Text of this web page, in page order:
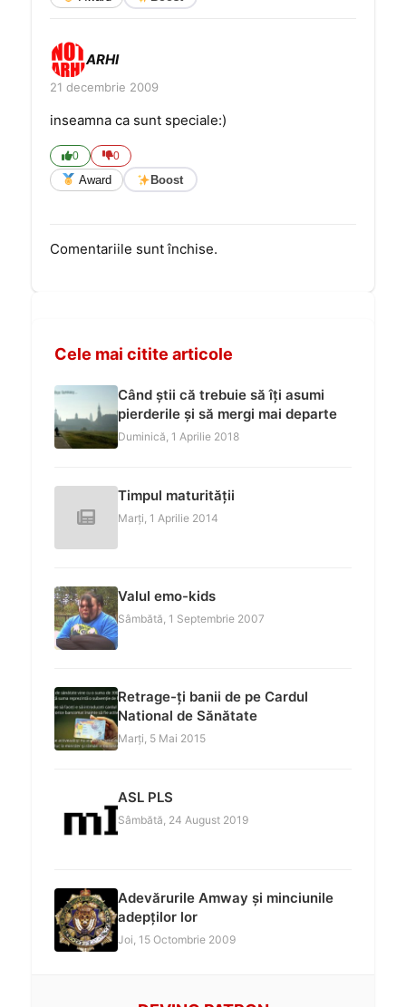
ARHI
21 decembrie 2009
inseamna ca sunt speciale:)
0 0
Award Boost
Comentariile sunt închise.
Cele mai citite articole
Când știi că trebuie să îți asumi
pierderile și să mergi mai departe
Duminică, 1 Aprilie 2018
Timpul maturității
Marți, 1 Aprilie 2014
Valul emo-kids
Sâmbătă, 1 Septembrie 2007
Retrage-ți banii de pe Cardul
National de Sănătate
Marți, 5 Mai 2015
ASL PLS
Sâmbătă, 24 August 2019
Adevărurile Amway și minciunile
adepților lor
Joi, 15 Octombrie 2009